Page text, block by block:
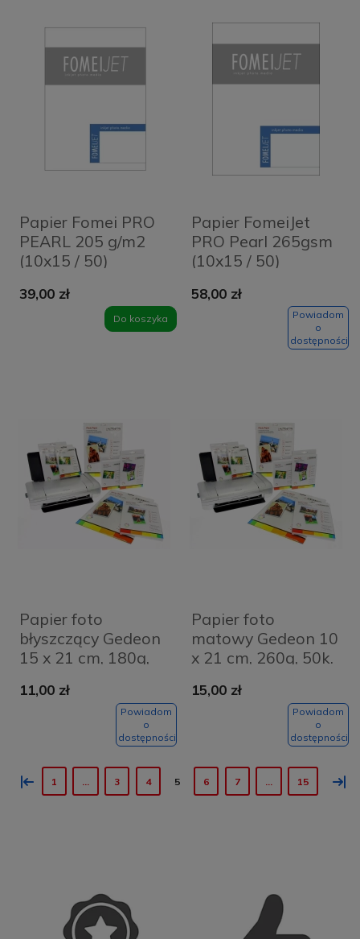
Papier Fomei PRO
PEARL 205 g/m2
(10x15 / 50)
39,00 zł
Do koszyka
Papier FomeiJet
PRO Pearl 265gsm
(10x15 / 50)
58,00 zł
Powiadom
o
dostępności
Papier foto
błyszczący Gedeon
15 x 21 cm, 180g,
11,00 zł
Powiadom
o
dostępności
Papier foto
matowy Gedeon 10
x 21 cm, 260g, 50k.
15,00 zł
Powiadom
o
dostępności
« 1 3 4 5 6 7 15 »